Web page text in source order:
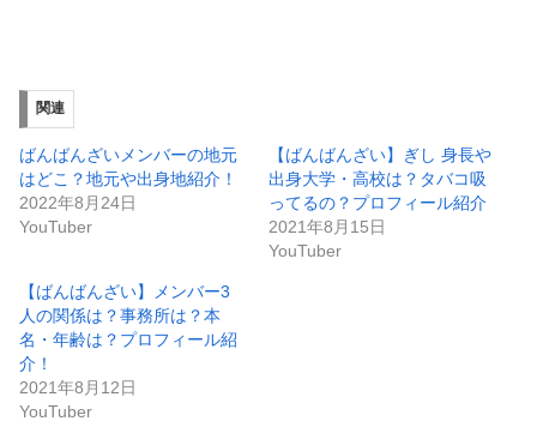
関連
ばんばんざいメンバーの地元
はどこ？地元や出身地紹介！
2022年8月24日
YouTuber
【ばんばんざい】ぎし 身長や
出身大学・高校は？タバコ吸
ってるの？プロフィール紹介
2021年8月15日
YouTuber
【ばんばんざい】メンバー3
人の関係は？事務所は？本
名・年齢は？プロフィール紹
介！
2021年8月12日
YouTuber